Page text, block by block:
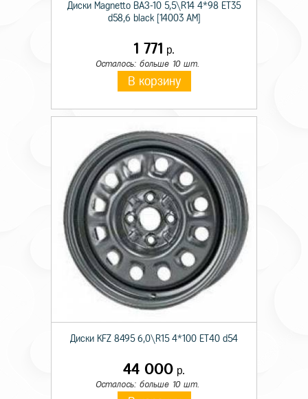
Диски Magnetto ВАЗ-10 5,5\R14 4*98 ET35
d58,6 black [14003 AM]
1 771 р.
Осталось: больше 10 шт.
В корзину
Диски KFZ 8495 6,0\R15 4*100 ET40 d54
44 000 р.
Осталось: больше 10 шт.